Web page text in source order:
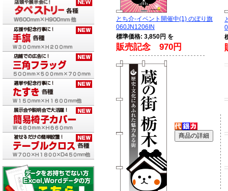
とち介-イベント開催中(1) のぼり旗
060JN1206IN
標準価格: 3,850円 を
販売記念 970円